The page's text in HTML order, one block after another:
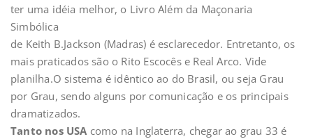
ter uma idéia melhor, o Livro Além da Maçonaria
Simbólica
de Keith B.Jackson (Madras) é esclarecedor. Entretanto, os
mais praticados são o Rito Escocês e Real Arco. Vide
planilha.O sistema é idêntico ao do Brasil, ou seja Grau
por Grau, sendo alguns por comunicação e os principais
dramatizados.
Tanto nos USAcomo na Inglaterra, chegar ao grau 33 é